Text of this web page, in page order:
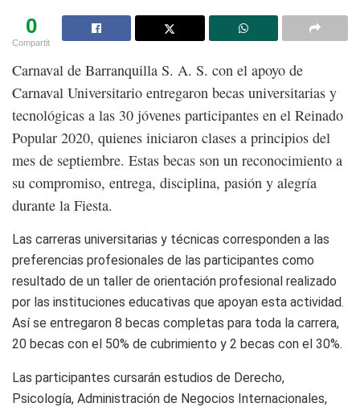
0
Compartit
Carnaval de Barranquilla S. A. S. con el apoyo de
Carnaval Universitario entregaron becas universitarias y
tecnológicas a las 30 jóvenes participantes en el Reinado
Popular 2020, quienes iniciaron clases a principios del
mes de septiembre. Estas becas son un reconocimiento a
su compromiso, entrega, disciplina, pasión y alegría
durante la Fiesta.
Las carreras universitarias y técnicas corresponden a las
preferencias profesionales de las participantes como
resultado de un taller de orientación profesional realizado
por las instituciones educativas que apoyan esta actividad.
Así se entregaron 8 becas completas para toda la carrera,
20 becas con el 50% de cubrimiento y 2 becas con el 30%.
Las participantes cursarán estudios de Derecho,
Psicología, Administración de Negocios Internacionales,